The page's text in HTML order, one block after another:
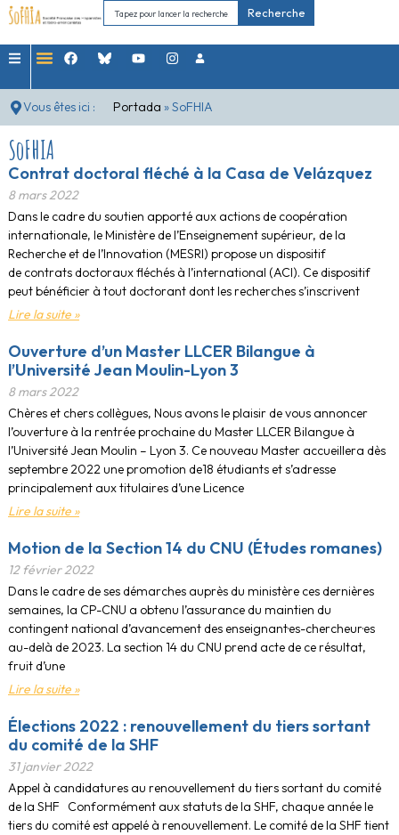
Recherche
Vous êtes ici : Portada »SoFHIA
SoFHIA
Contrat doctoral fléché à la Casa de Velázquez
8 mars 2022
Dans le cadre du soutien apporté aux actions de coopération
internationale, le Ministère de l’Enseignement supérieur, de la
Recherche et de l’Innovation (MESRI) propose un dispositif
de contrats doctoraux fléchés à l’international (ACI). Ce dispositif
peut bénéficier à tout doctorant dont les recherches s’inscrivent
Lire la suite »
Ouverture d’un Master LLCER Bilangue à
l’Université Jean Moulin-Lyon 3
8 mars 2022
Chères et chers collègues, Nous avons le plaisir de vous annoncer
l’ouverture à la rentrée prochaine du Master LLCER Bilangue à
l’Université Jean Moulin – Lyon 3. Ce nouveau Master accueillera dès
septembre 2022 une promotion de18 étudiants et s’adresse
principalement aux titulaires d’une Licence
Lire la suite »
Motion de la Section 14 du CNU (Études romanes)
12 février 2022
Dans le cadre de ses démarches auprès du ministère ces dernières
semaines, la CP-CNU a obtenu l’assurance du maintien du
contingent national d’avancement des enseignant·es-chercheur·es
au-delà de 2023. La section 14 du CNU prend acte de ce résultat,
fruit d’une
Lire la suite »
Élections 2022 : renouvellement du tiers sortant
du comité de la SHF
31 janvier 2022
Appel à candidatures au renouvellement du tiers sortant du comité
de la SHF Conformément aux statuts de la SHF, chaque année le
tiers du comité est appelé à renouvellement. Le comité de la SHF tient